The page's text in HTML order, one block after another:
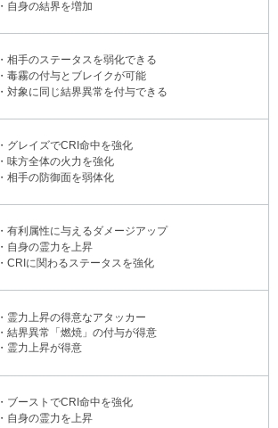
・自身の結界を増加
・相手のステータスを弱化できる
・毒霧の付与とブレイクが可能
・対象に同じ結界異常を付与できる
・グレイズでCRI命中を強化
・味方全体の火力を強化
・相手の防御面を弱体化
・有利属性に与えるダメージアップ
・自身の霊力を上昇
・CRIに関わるステータスを強化
・霊力上昇の得意なアタッカー
・結界異常「燃焼」の付与が得意
・霊力上昇が得意
・ブーストでCRI命中を強化
・自身の霊力を上昇